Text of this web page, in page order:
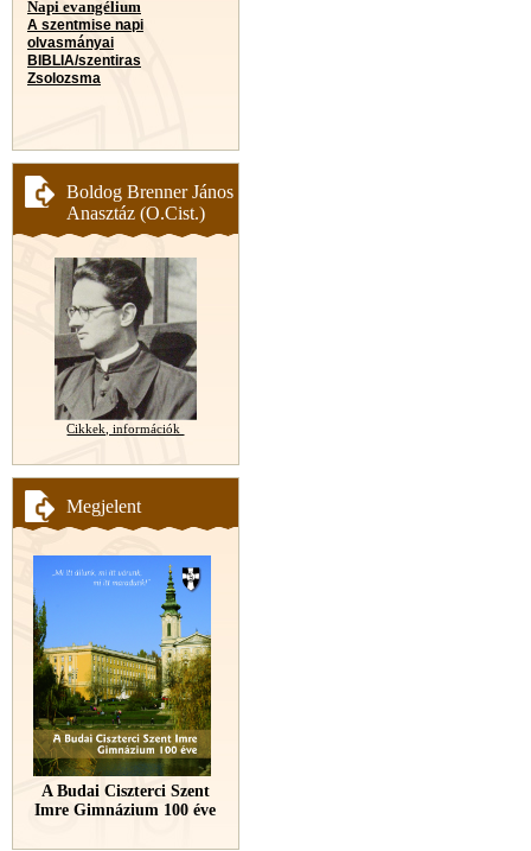
Napi evangélium
A szentmise napi
olvasmányai
BIBLIA/szentiras
Zsolozsma
Boldog Brenner János
Anasztáz (O.Cist.)
Cikkek, információk
Megjelent
A Budai Ciszterci Szent
Imre Gimnázium 100 éve